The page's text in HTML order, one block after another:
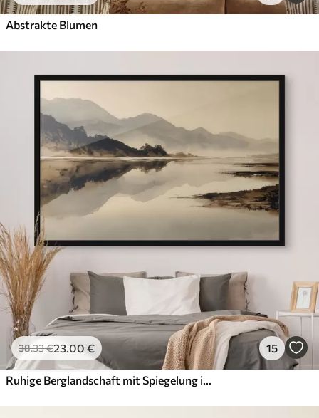
Abstrakte Blumen
38.33€23.00 € 15
Ruhige Berglandschaft mit Spiegelung im Wasser